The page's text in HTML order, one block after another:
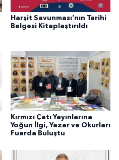
Harşit Savunması’nın Tarihi
Belgesi Kitaplaştırıldı
Kırmızı Çatı Yayınlarına
Yoğun İlgi, Yazar ve Okurları
Fuarda Buluştu